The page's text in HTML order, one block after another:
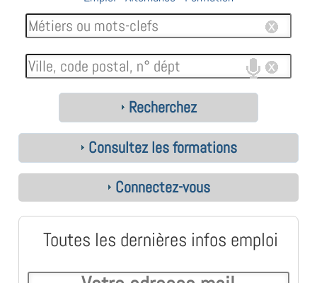
Recherchez
Consultez les formations
Connectez-vous
Toutes les dernières infos emploi